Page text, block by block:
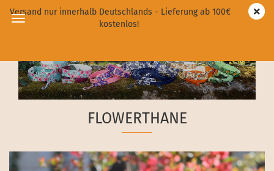
Versand nur innerhalb Deutschlands - Lieferung ab 100€
kostenlos!
FLOWERTHANE